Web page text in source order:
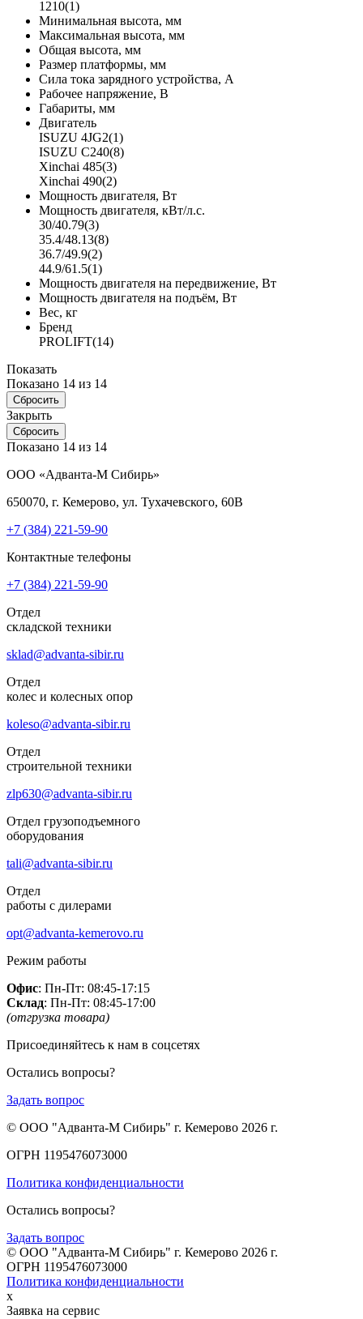
1210(1)
Минимальная высота, мм
Максимальная высота, мм
Общая высота, мм
Размер платформы, мм
Сила тока зарядного устройства, А
Рабочее напряжение, В
Габариты, мм
Двигатель
ISUZU 4JG2(1)
ISUZU C240(8)
Xinchai 485(3)
Xinchai 490(2)
Мощность двигателя, Вт
Мощность двигателя, кВт/л.с.
30/40.79(3)
35.4/48.13(8)
36.7/49.9(2)
44.9/61.5(1)
Мощность двигателя на передвижение, Вт
Мощность двигателя на подъём, Вт
Вес, кг
Бренд
PROLIFT(14)
Показать
Показано 14 из 14
Сбросить
Закрыть
Сбросить
Показано 14 из 14
ООО «Адванта-М Сибирь»
650070, г. Кемерово, ул. Тухачевского, 60В
+7 (384) 221-59-90
Контактные телефоны
+7 (384) 221-59-90
Отдел
складской техники
sklad@advanta-sibir.ru
Отдел
колес и колесных опор
koleso@advanta-sibir.ru
Отдел
строительной техники
zlp630@advanta-sibir.ru
Отдел грузоподъемного
оборудования
tali@advanta-sibir.ru
Отдел
работы с дилерами
opt@advanta-kemerovo.ru
Режим работы
Офис: Пн-Пт: 08:45-17:15
Склад: Пн-Пт: 08:45-17:00
(отгрузка товара)
Присоединяйтесь к нам в соцсетях
Остались вопросы?
Задать вопрос
© ООО "Адванта-М Сибирь" г. Кемерово 2026 г.
ОГРН 1195476073000
Политика конфиденциальности
Остались вопросы?
Задать вопрос
© ООО "Адванта-М Сибирь" г. Кемерово 2026 г.
ОГРН 1195476073000
Политика конфиденциальности
x
Заявка на сервис